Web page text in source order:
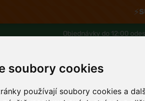
soubory cookies
používají soubory cookies a
⚡
Objednávky do 12:00
Blog Lexikon